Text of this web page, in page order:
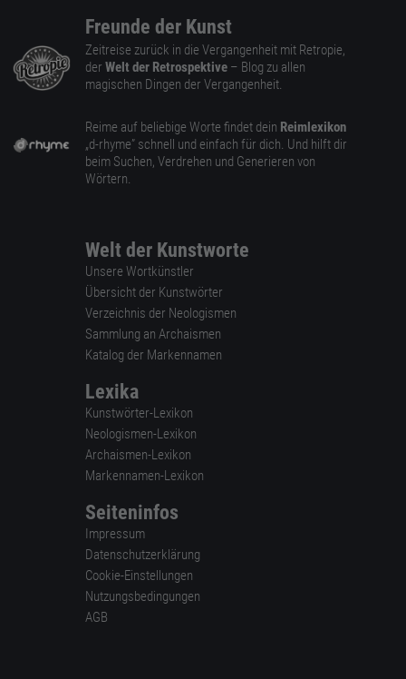
Freunde der Kunst
Zeitreise zurück in die Vergangenheit mit Retropie,
der Welt der Retrospektive – Blog zu allen
magischen Dingen der Vergangenheit.
Reime auf beliebige Worte findet dein Reimlexikon
„d-rhyme” schnell und einfach für dich. Und hilft dir
beim Suchen, Verdrehen und Generieren von
Wörtern.
Welt der Kunstworte
Unsere Wortkünstler
Übersicht der Kunstwörter
Verzeichnis der Neologismen
Sammlung an Archaismen
Katalog der Markennamen
Lexika
Kunstwörter-Lexikon
Neologismen-Lexikon
Archaismen-Lexikon
Markennamen-Lexikon
Seiteninfos
Impressum
Datenschutzerklärung
Cookie-Einstellungen
Nutzungsbedingungen
AGB